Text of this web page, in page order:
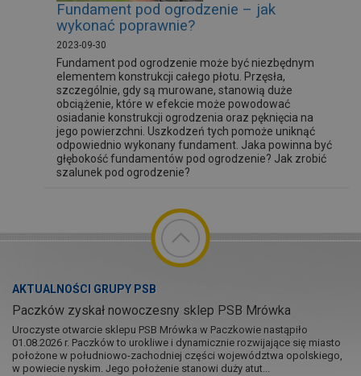
Fundament pod ogrodzenie – jak
wykonać poprawnie?
2023-09-30
Fundament pod ogrodzenie może być niezbędnym
elementem konstrukcji całego płotu. Przęsła,
szczególnie, gdy są murowane, stanowią duże
obciążenie, które w efekcie może powodować
osiadanie konstrukcji ogrodzenia oraz pęknięcia na
jego powierzchni. Uszkodzeń tych pomoże uniknąć
odpowiednio wykonany fundament. Jaka powinna być
głębokość fundamentów pod ogrodzenie? Jak zrobić
szalunek pod ogrodzenie?
AKTUALNOŚCI GRUPY PSB
Paczków zyskał nowoczesny sklep PSB Mrówka
Uroczyste otwarcie sklepu PSB Mrówka w Paczkowie nastąpiło
01.08.2026 r. Paczków to urokliwe i dynamicznie rozwijające się miasto
położone w południowo-zachodniej części województwa opolskiego,
w powiecie nyskim. Jego położenie stanowi duży atut...